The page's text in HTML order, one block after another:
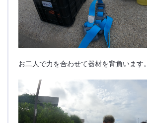
お二人で力を合わせて器材を背負います。